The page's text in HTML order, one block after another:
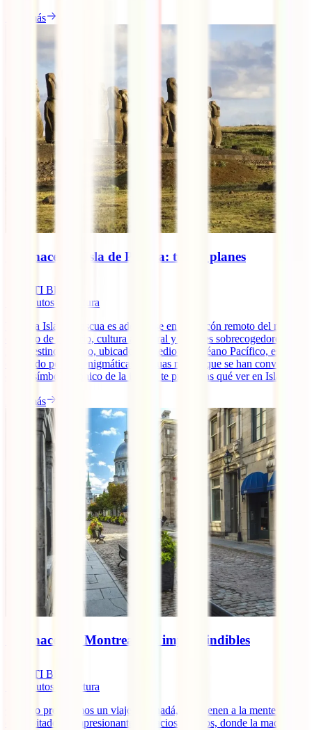
Leer más
Qué hacer en Isla de Pascua: tus 11 planes
IATI Blog
minutos de lectura
Viajar a Isla de Pascua es adentrarse en un rincón remoto del mundo
cargado de misterio, cultura ancestral y paisajes sobrecogedores.
Este destino chileno, ubicado en medio del océano Pacífico, es
conocido por sus enigmáticas estatuas moáis, que se han convertido
en un símbolo icónico de la isla. Si te preguntas qué ver en Isla [...]
Leer más
Qué hacer en Montreal: 12 imprescindibles
IATI Blog
minutos de lectura
Cuando preparamos un viaje a Canadá, nos vienen a la mente sus
deshabitados e impresionantes espacios abiertos, donde la madre